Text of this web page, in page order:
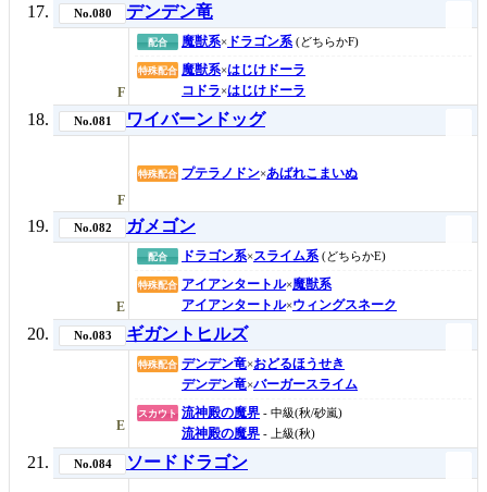
No.080 デンデン竜
F
配合 魔獣系× ドラゴン系 (どちらかF)
特殊配合 魔獣系×はじけドーラ
コドラ×はじけドーラ
No.081 ワイバーンドッグ
F
特殊配合 プテラノドン×あばれこまいぬ
No.082 ガメゴン
E
配合 ドラゴン系×スライム系 (どちらかE)
特殊配合 アイアンタートル×魔獣系
アイアンタートル×ウィングスネーク
No.083 ギガントヒルズ
E
特殊配合 デンデン竜×おどるほうせき
デンデン竜×バーガースライム
スカウト 流神殿の魔界 - 中級(秋/砂嵐)
流神殿の魔界 - 上級(秋)
No.084 ソードドラゴン